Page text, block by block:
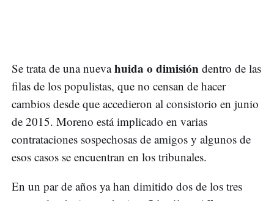
Se trata de una nuevahuida o dimisión dentro de las
filas de los populistas, que no censan de hacer
cambios desde que accedieron al consistorio en junio
de 2015. Moreno está implicado en varias
contrataciones sospechosas de amigos y algunos de
esos casos se encuentran en los tribunales.
En un par de años ya han dimitido dos de los tres